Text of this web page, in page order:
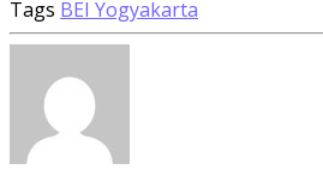
Tags BEI Yogyakarta